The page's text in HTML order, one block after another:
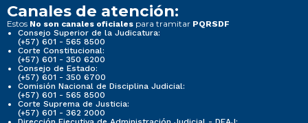
Canales de atención:
Estos No son canales oficiales para tramitar PQRSDF
Consejo Superior de la Judicatura:
(+57) 601 - 565 8500
Corte Constitucional:
(+57) 601 - 350 6200
Consejo de Estado:
(+57) 601 - 350 6700
Comisión Nacional de Disciplina Judicial:
(+57) 601 - 565 8500
Corte Suprema de Justicia:
(+57) 601 - 362 2000